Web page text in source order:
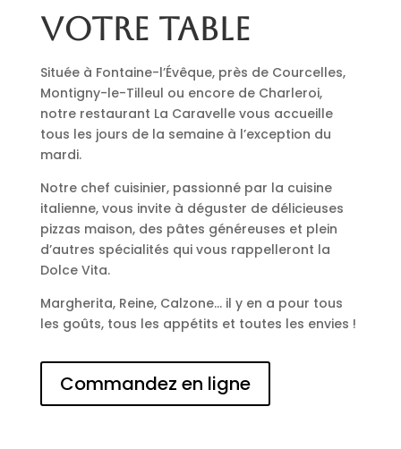
votre table
Située à Fontaine-l’Évêque, près de Courcelles,
Montigny-le-Tilleul ou encore de Charleroi,
notre restaurant La Caravelle vous accueille
tous les jours de la semaine à l’exception du
mardi.
Notre chef cuisinier, passionné par la cuisine
italienne, vous invite à déguster de délicieuses
pizzas maison, des pâtes généreuses et plein
d’autres spécialités qui vous rappelleront la
Dolce Vita.
Margherita, Reine, Calzone… il y en a pour tous
les goûts, tous les appétits et toutes les envies !
Commandez en ligne